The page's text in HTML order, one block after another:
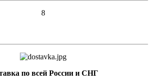
8
по всей России и СНГ